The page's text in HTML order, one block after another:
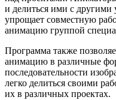
и делиться ими с
упрощает совместную
анимацию группой
Программа также
анимацию в различные
последовательности
легко делиться своими
их в различных проектах.